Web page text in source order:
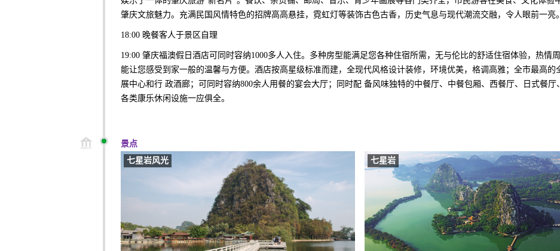
肇庆文旅魅力。充满民国风情特色的招牌高高悬挂，霓虹灯等装饰古色古香，历史气息与现代潮流交融，令人眼前一亮。
18:00 晚餐客人于景区自理
19:00 肇庆福澳假日酒店可同时容纳1000多人入住。多种房型能满足您各种住宿所需，无与伦比的舒适住宿体验，热情
能让您感受到家一般的温馨与方便。酒店按高星级标准而建，全现代风格设计装修，环境优美，格调高雅；全市最高的
展中心和行 政酒廊；可同时容纳800余人用餐的宴会大厅；同时配 备风味独特的中餐厅、中餐包厢、西餐厅、日式餐厅
各类康乐休闲设施一应俱全。
景点
七星岩风光
七星岩